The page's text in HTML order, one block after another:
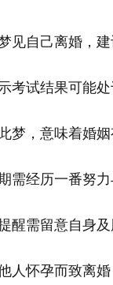
见自己离婚，建
考试结果可能
梦，意味着婚姻
需经历一番努
醒需留意自身
人怀孕而致离